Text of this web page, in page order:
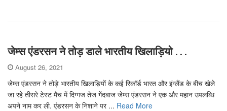
जेम्स एंडरसन ने तोड़ डाले भारतीय खिलाड़ियो . . .
August 26, 2021
जेम्स एंडरसन ने तोड़े भारतीय खिलाड़ियों के कई रिकॉर्ड भारत और इंग्लैंड के बीच खेले
जा रहे तीसरे टेस्ट मैच में दिग्गज तेज गेंदबाज जेम्स एंडरसन ने एक और महान उपलब्धि
अपने नाम कर ली. एंडरसन के निशाने पर ... Read More